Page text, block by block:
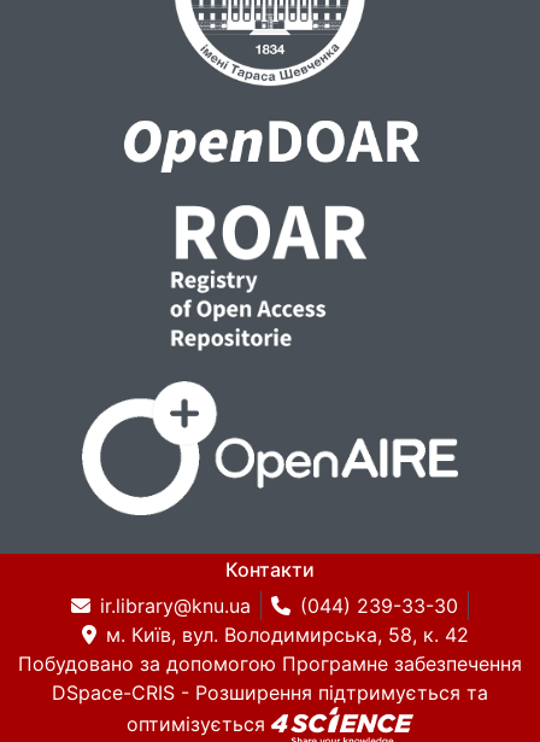
Контакти
ir.library@knu.ua
(044) 239-33-30
м. Київ, вул. Володимирська, 58, к. 42
Побудовано за допомогою Програмне забезпечення
DSpace-CRIS - Розширення підтримується та
оптимізується